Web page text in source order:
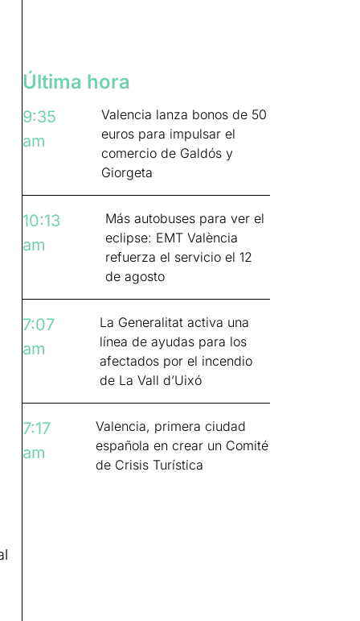
Última hora
9:35
am
Valencia lanza bonos de 50
euros para impulsar el
comercio de Galdós y
Giorgeta
10:13
am
Más autobuses para ver el
eclipse: EMT València
refuerza el servicio el 12
de agosto
7:07
am
La Generalitat activa una
línea de ayudas para los
afectados por el incendio
de La Vall d’Uixó
7:17
am
Valencia, primera ciudad
española en crear un Comité
de Crisis Turística